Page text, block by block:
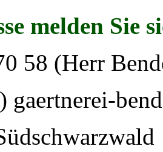
melden Sie
58 (Herr
gaertnerei-